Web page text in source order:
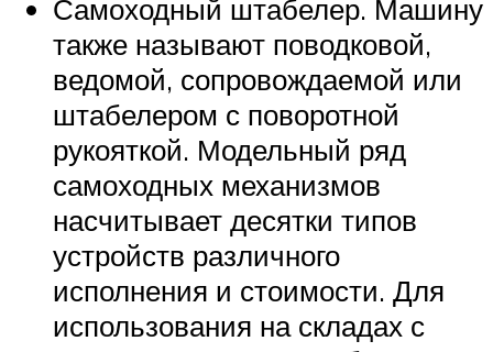
Самоходный штабелер. Машину
также называют поводковой,
ведомой, сопровождаемой или
штабелером с поворотной
рукояткой. Модельный ряд
самоходных механизмов
насчитывает десятки типов
устройств различного
исполнения и стоимости. Для
использования на складах с